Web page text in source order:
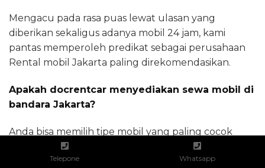
Mengacu pada rasa puas lewat ulasan yang
diberikan sekaligus adanya mobil 24 jam, kami
pantas memperoleh predikat sebagai perusahaan
Rental mobil Jakarta paling direkomendasikan.
Apakah docrentcar menyediakan sewa mobil di
bandara Jakarta?
Anda bisa memilih tipe mobil yang paling cocok
untuk perjalanan dari dan menuju bandara Soeta
atau bandara Halim perdana kusuma dengan harga
Telepone Whatsapp